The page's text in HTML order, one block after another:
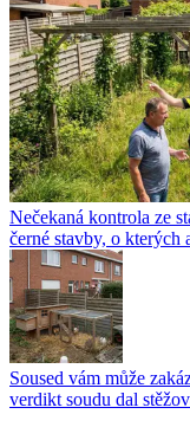
Nečekaná kontrola ze
černé stavby, o kterých
Soused vám může
verdikt soudu dal